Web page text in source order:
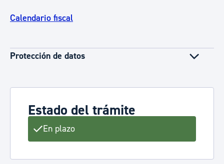
Calendario fiscal
Protección de datos
Estado del trámite
En plazo